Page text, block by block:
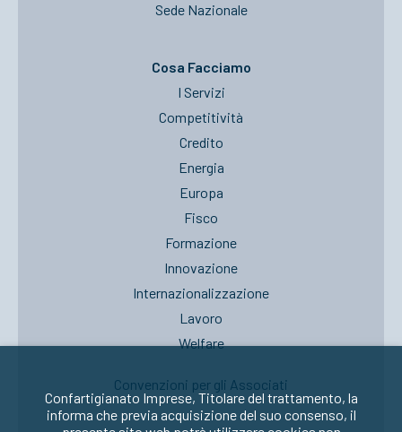
Sede Nazionale
Cosa Facciamo
I Servizi
Competitività
Credito
Energia
Europa
Fisco
Formazione
Innovazione
Internazionalizzazione
Lavoro
Welfare
Convenzioni per gli Associati
Confartigianato Imprese, Titolare del trattamento, la
informa che previa acquisizione del suo consenso, il